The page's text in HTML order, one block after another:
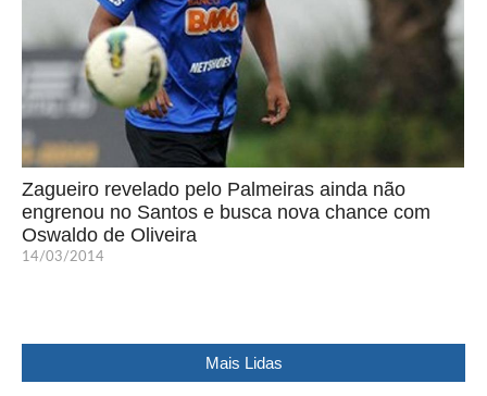
Zagueiro revelado pelo Palmeiras ainda não
engrenou no Santos e busca nova chance com
Oswaldo de Oliveira
14/03/2014
Mais Lidas